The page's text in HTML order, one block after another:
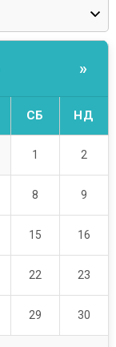
»
СБ НД
1 2
8 9
15 16
22 23
29 30